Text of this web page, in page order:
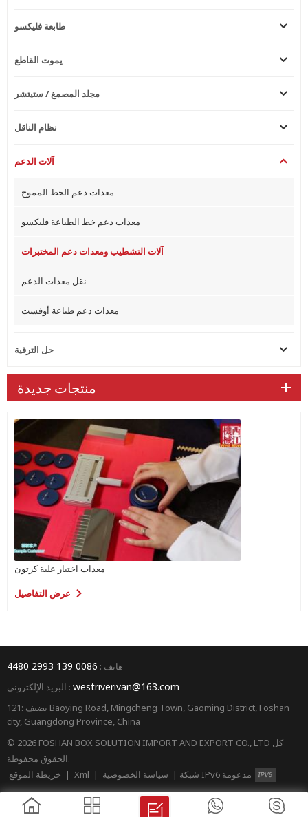
طابعة فليكسو
يموت القاطع
مجلد المصمغ / ستيتشر
نظام الناقل
آلات الدعم
معدات دعم الخط المموج
معدات دعم خط الطباعة فليكسو
آلات التشطيب ومعدات دعم المختبرات
نقل معدات الدعم
معدات دعم طباعة أوفست
حل الترقية
منتجات جديدة
معدات اختبار علبة كرتون
عرض التفاصيل
هاتف : 0086 139 2993 4480
البريد الإلكتروني : westriverivan@163.com
يضيف :121 Baoying Road, Mingcheng Town, Gaoming District, Foshan
city, Guangdong Province, China
© 2026 FOSHAN BOX SOLUTION IMPORT AND EXPORT CO., LTD كل
الحقوق محفوظة.
خريطة الموقع | Xml | سياسة الخصوصية | شبكة IPv6 مدعومة